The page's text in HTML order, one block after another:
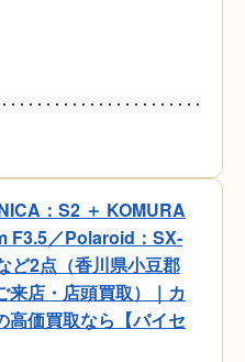
：S2 ＋ KOMURA
F3.5／Polaroid：SX-
ど2点（香川県小豆郡
来店・店頭買取）｜カ
高価買取なら【バイセ